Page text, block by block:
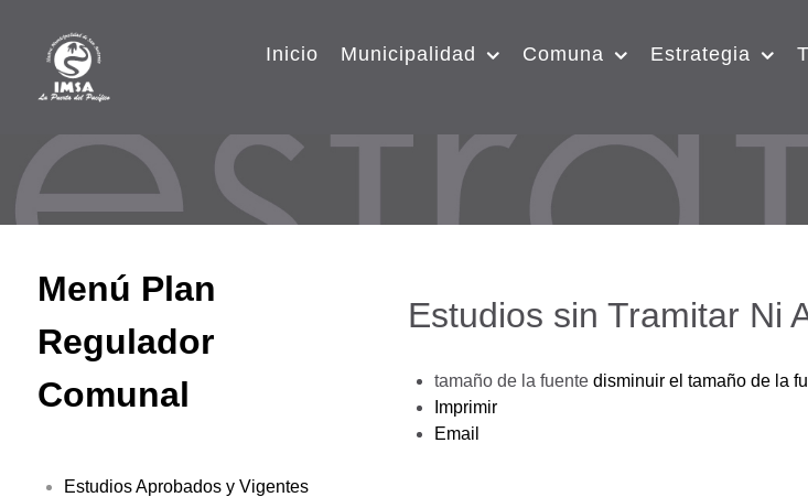
Inicio Municipalidad Comuna Estrategia
Menú Plan
Regulador
Comunal
Estudios Aprobados y Vigentes
Estudios sin Tramitar Ni
tamaño de la fuente disminuir el tamaño de la
Imprimir
Email